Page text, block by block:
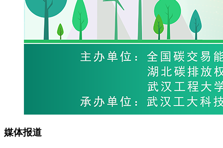
媒体报道